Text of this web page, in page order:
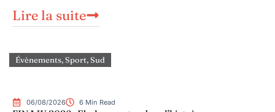
Lire la suite
Évènements,Sport,Sud
06/08/2026 6 Min Read